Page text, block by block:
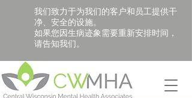
我们致力于为我们的客户和员工提供干
净、安全的设施。
如果您因生病迹象需要重新安排时间，
请告知我们。